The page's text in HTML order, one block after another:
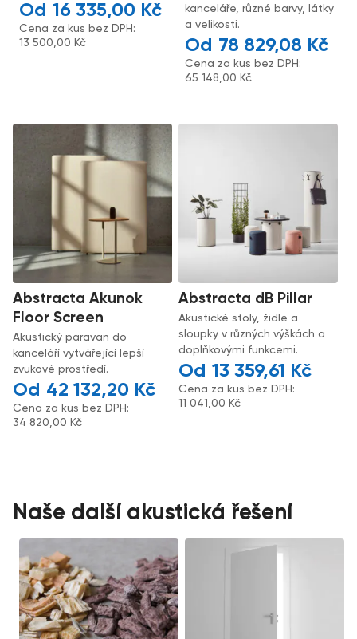
16 335,00 Kč
Cena za kus bez DPH:
13 500,00 Kč
kanceláře, různé barvy, látky
a velikosti.
78 829,08 Kč
Cena za kus bez DPH:
65 148,00 Kč
Abstracta Akunok
Floor Screen
Akustický paravan do
kanceláří vytvářející lepší
zvukové prostředí.
42 132,20 Kč
Cena za kus bez DPH:
34 820,00 Kč
Abstracta dB Pillar
Akustické stoly, židle a
sloupky v různých výškách a
doplňkovými funkcemi.
13 359,61 Kč
Cena za kus bez DPH:
11 041,00 Kč
Naše další akustická řešení